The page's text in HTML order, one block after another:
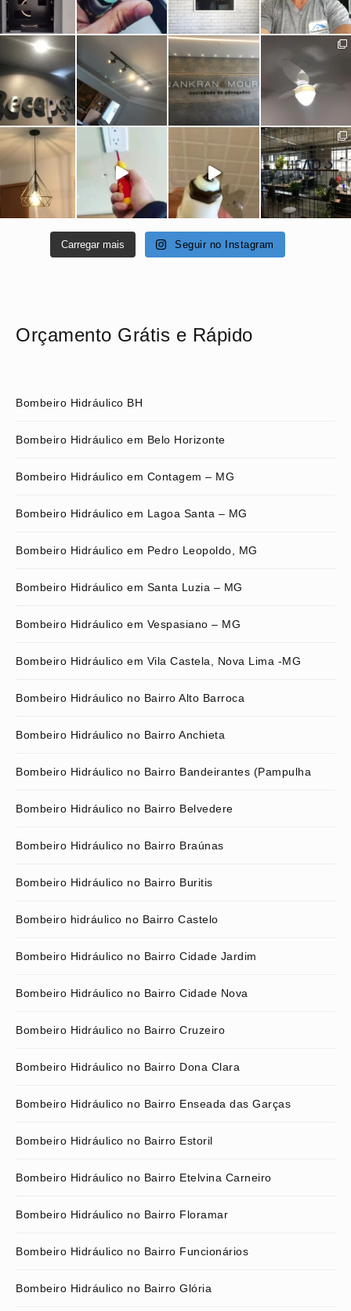
Carregar mais Seguir no Instagram
Orçamento Grátis e Rápido
Bombeiro Hidráulico BH
Bombeiro Hidráulico em Belo Horizonte
Bombeiro Hidráulico em Contagem – MG
Bombeiro Hidráulico em Lagoa Santa – MG
Bombeiro Hidráulico em Pedro Leopoldo, MG
Bombeiro Hidráulico em Santa Luzia – MG
Bombeiro Hidráulico em Vespasiano – MG
Bombeiro Hidráulico em Vila Castela, Nova Lima -MG
Bombeiro Hidráulico no Bairro Alto Barroca
Bombeiro Hidráulico no Bairro Anchieta
Bombeiro Hidráulico no Bairro Bandeirantes (Pampulha
Bombeiro Hidráulico no Bairro Belvedere
Bombeiro Hidráulico no Bairro Braúnas
Bombeiro Hidráulico no Bairro Buritis
Bombeiro hidráulico no Bairro Castelo
Bombeiro Hidráulico no Bairro Cidade Jardim
Bombeiro Hidráulico no Bairro Cidade Nova
Bombeiro Hidráulico no Bairro Cruzeiro
Bombeiro Hidráulico no Bairro Dona Clara
Bombeiro Hidráulico no Bairro Enseada das Garças
Bombeiro Hidráulico no Bairro Estoril
Bombeiro Hidráulico no Bairro Etelvina Carneiro
Bombeiro Hidráulico no Bairro Floramar
Bombeiro Hidráulico no Bairro Funcionários
Bombeiro Hidráulico no Bairro Glória